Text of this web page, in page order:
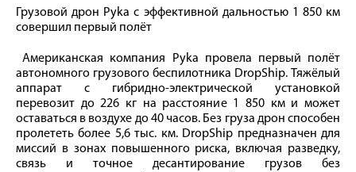
Грузовой дрон Pyka с эффективной дальностью 1 850 км
совершил первый полёт
Американская компания Pyka провела первый полёт
автономного грузового беспилотника DropShip. Тяжёлый
аппарат с гибридно-электрической установкой
перевозит до 226 кг на расстояние 1 850 км и может
оставаться в воздухе до 40 часов. Без груза дрон способен
пролететь более 5,6 тыс. км. DropShip предназначен для
миссий в зонах повышенного риска, включая разведку,
связь и точное десантирование грузов без